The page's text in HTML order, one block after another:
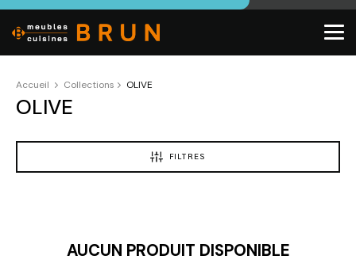
Accueil Collections OLIVE
OLIVE
FILTRES
AUCUN PRODUIT DISPONIBLE